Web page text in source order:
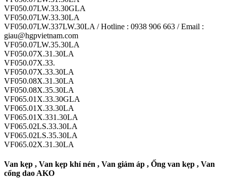
VF050.07LW.33.30GLA
VF050.07LW.33.30LA
VF050.07LW.337LW.30LA / Hotline : 0938 906 663 / Email :
giau@hgpvietnam.com
VF050.07LW.35.30LA
VF050.07X.31.30LA
VF050.07X.33.
VF050.07X.33.30LA
VF050.08X.31.30LA
VF050.08X.35.30LA
VF065.01X.33.30GLA
VF065.01X.33.30LA
VF065.01X.331.30LA
VF065.02LS.33.30LA
VF065.02LS.35.30LA
VF065.02X.31.30LA
Van kẹp , Van kẹp khí nén , Van giảm áp , Ống van kẹp , Van
cổng dao AKO